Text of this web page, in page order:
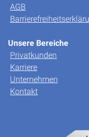
AGB
Unsere Bereiche
Privatkunden
Karriere
Unternehmen
Kontakt